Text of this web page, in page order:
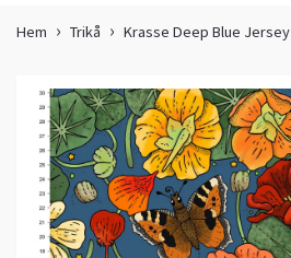
Hem Trikå Krasse Deep Blue Jersey